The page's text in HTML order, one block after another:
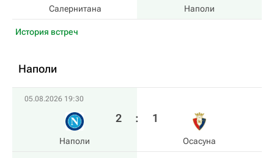
Салернитана Наполи
История встреч
Наполи
05.08.2026 19:30
Наполи
2 : 1
Осасуна